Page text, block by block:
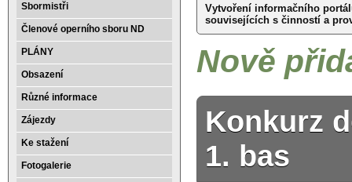
Sbormistři
Členové operního sboru ND
PLÁNY
Obsazení
Různé informace
Zájezdy
Ke stažení
Fotogalerie
Vytvoření informačního
souvisejících s činností a
Nově
Konkurz
1. bas